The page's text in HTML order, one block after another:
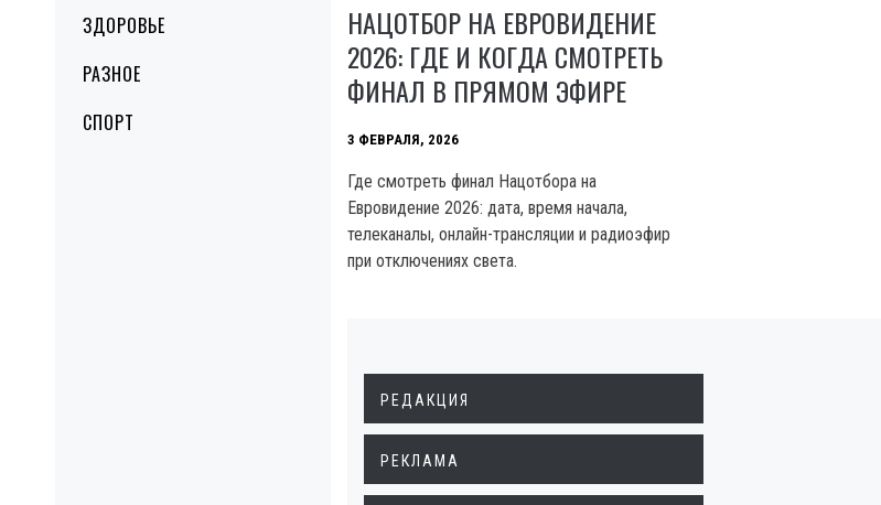
ЗДОРОВЬЕ
РАЗНОЕ
СПОРТ
НАЦОТБОР НА ЕВРОВИДЕНИЕ
2026: ГДЕ И КОГДА СМОТРЕТЬ
ФИНАЛ В ПРЯМОМ ЭФИРЕ
3 ФЕВРАЛЯ, 2026
Где смотреть финал Нацотбора на
Евровидение 2026: дата, время начала,
телеканалы, онлайн-трансляции и радиоэфир
при отключениях света.
РЕДАКЦИЯ
РЕКЛАМА